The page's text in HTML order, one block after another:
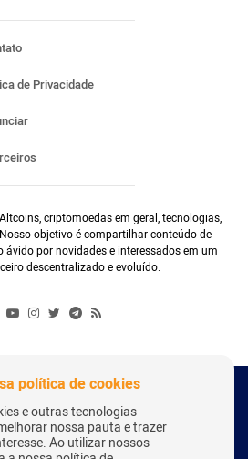
de Privacidade
criptomoedas em geral, tecnologias,
objetivo é compartilhar conteúdo de
por novidades e interessados em um
descentralizado e evoluído.
2018 - Todos os Direitos Reservados
política de cookies
e outras tecnologias
nossa pauta e trazer
Ao utilizar nossos